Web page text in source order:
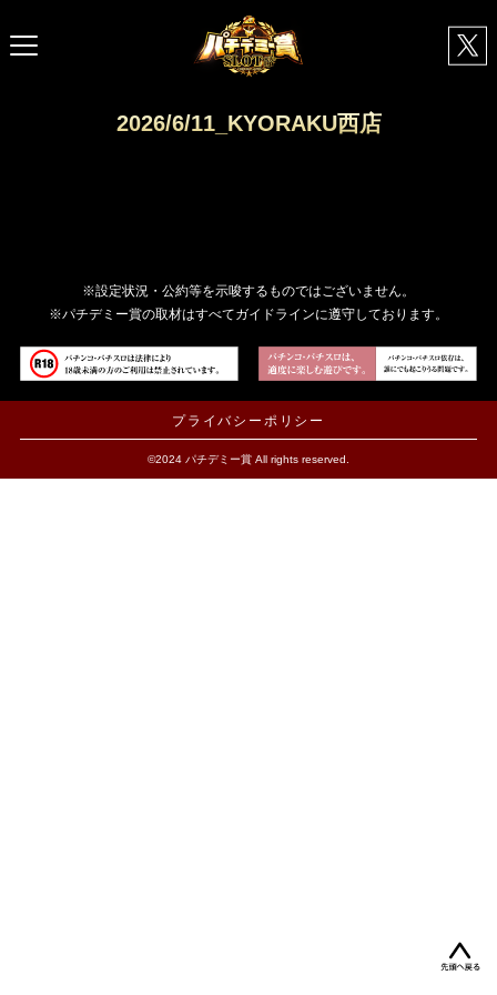
2026/6/11_KYORAKU西店
※設定状況・公約等を示唆するものではございません。
※パチデミー賞の取材はすべてガイドラインに遵守しております。
プライバシーポリシー
©2024 パチデミー賞 All rights reserved.